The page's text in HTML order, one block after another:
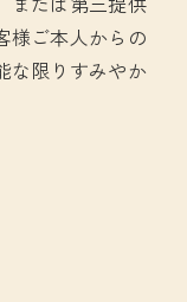
様ご本人からの
な限りすみやか